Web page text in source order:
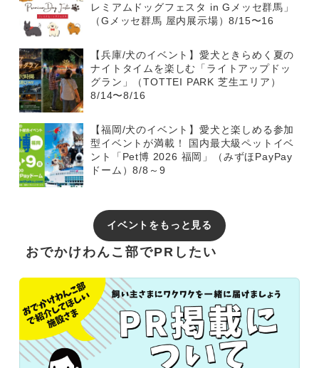
レミアムドッグフェスタ in Gメッセ群馬」
（Gメッセ群馬 屋内展示場）8/15〜16
【兵庫/犬のイベント】愛犬ときらめく夏の
ナイトタイムを楽しむ「ライトアップドッ
グラン」（TOTTEI PARK 芝生エリア）
8/14〜8/16
【福岡/犬のイベント】愛犬と楽しめる参加
型イベントが満載！ 国内最大級ペットイベ
ント「Pet博 2026 福岡」（みずほPayPay
ドーム）8/8～9
イベントをもっと見る
おでかけわんこ部でPRしたい